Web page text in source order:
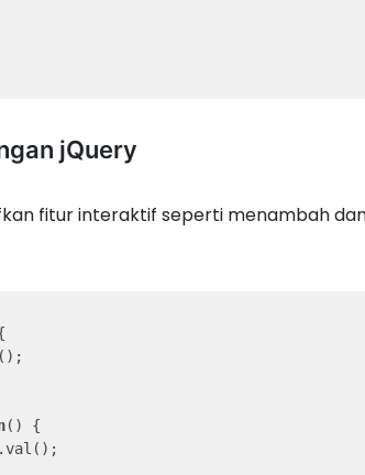
jQuery
fitur interaktif seperti menambah
( ) {